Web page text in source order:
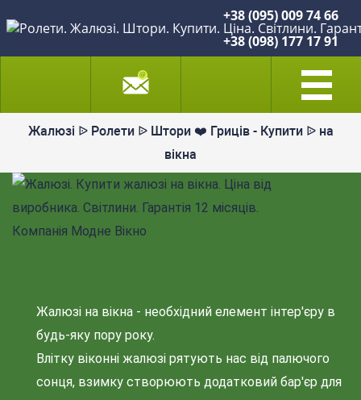
+38 (095) 009 74 66
+38 (098) 177 17 91
Жалюзі ᐉ Ролети ᐉ Штори ❤️ Гриців - Купити ᐉ на
вікна
Жалюзі на вікна - необхідний елемент інтер'єру в
будь-яку пору року.
Влітку віконні жалюзі рятують нас від палючого
сонця, взимку створюють додатковий бар'єр для